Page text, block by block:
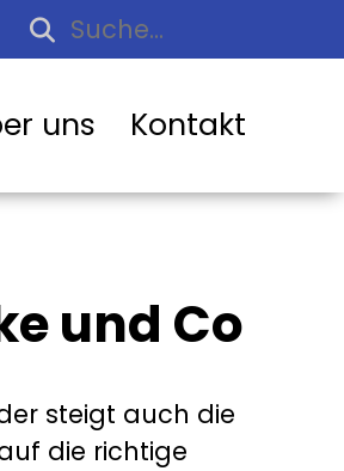
uns Kontakt
und Co
steigt auch die
die richtige